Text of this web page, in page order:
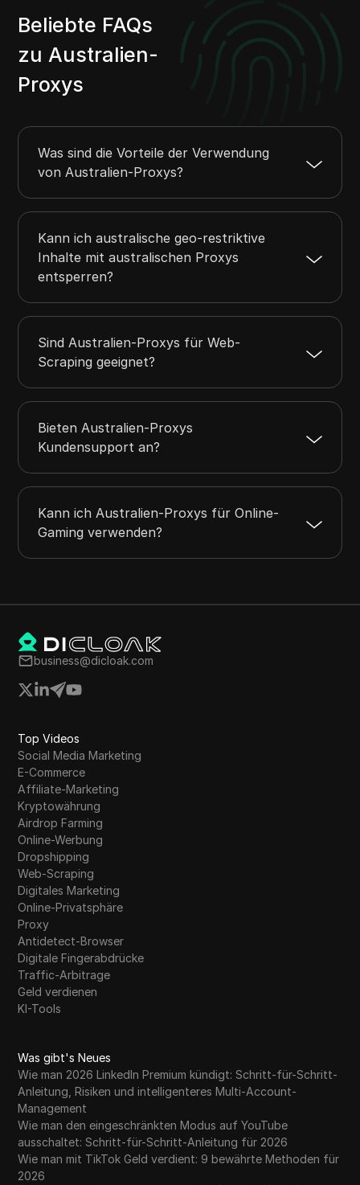
Beliebte FAQs
zu Australien-
Proxys
Was sind die Vorteile der Verwendung
von Australien-Proxys?
Kann ich australische geo-restriktive
Inhalte mit australischen Proxys
entsperren?
Sind Australien-Proxys für Web-
Scraping geeignet?
Bieten Australien-Proxys
Kundensupport an?
Kann ich Australien-Proxys für Online-
Gaming verwenden?
business@dicloak.com
Top Videos
Social Media Marketing
E-Commerce
Affiliate-Marketing
Kryptowährung
Airdrop Farming
Online-Werbung
Dropshipping
Web-Scraping
Digitales Marketing
Online-Privatsphäre
Proxy
Antidetect-Browser
Digitale Fingerabdrücke
Traffic-Arbitrage
Geld verdienen
KI-Tools
Was gibt's Neues
Wie man 2026 LinkedIn Premium kündigt: Schritt-für-Schritt-
Anleitung, Risiken und intelligenteres Multi-Account-
Management
Wie man den eingeschränkten Modus auf YouTube
ausschaltet: Schritt-für-Schritt-Anleitung für 2026
Wie man mit TikTok Geld verdient: 9 bewährte Methoden für
2026